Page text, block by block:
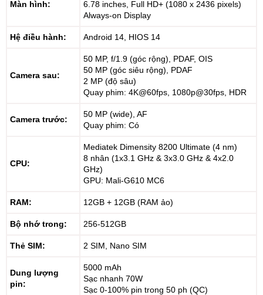
Màn hình:
6.78 inches, Full HD+ (1080 x 2436 pixels)
Always-on Display
Hệ điều hành: Android 14, HIOS 14
Camera sau:
50 MP, f/1.9 (góc rộng), PDAF, OIS
50 MP (góc siêu rộng), PDAF
2 MP (độ sâu)
Quay phim: 4K@60fps, 1080p@30fps, HDR
Camera trước:
50 MP (wide), AF
Quay phim: Có
CPU:
Mediatek Dimensity 8200 Ultimate (4 nm)
8 nhân (1x3.1 GHz & 3x3.0 GHz & 4x2.0
GHz)
GPU: Mali-G610 MC6
RAM: 12GB + 12GB (RAM ảo)
Bộ nhớ trong: 256-512GB
Thẻ SIM: 2 SIM, Nano SIM
Dung lượng
pin:
5000 mAh
Sạc nhanh 70W
Sạc 0-100% pin trong 50 ph (QC)